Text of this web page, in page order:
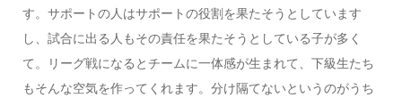
す。サポートの人はサポートの役割を果たそうとしています
し、試合に出る人もその責任を果たそうとしている子が多く
て。リーグ戦になるとチームに一体感が生まれて、下級生たち
もそんな空気を作ってくれます。分け隔てないというのがうち